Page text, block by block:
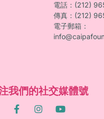
電話：(212)
傳真：(212)
電子郵箱：
我們的社交媒體號